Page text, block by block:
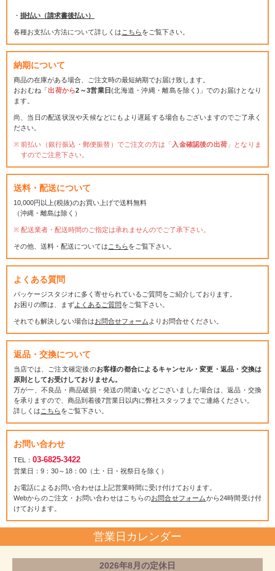
・ 掛払い（請求書後払い）
各種お支払い方法について詳しくは こちらをご覧下さい。
納期について
商品の在庫がある場合、ご注文時の最短納期でお届け致します。
おおむね「出荷から2～3営業日(北海道・沖縄・離島を除く)」でのお届けとなり
ます。
尚、当日の配送状況や天候などにもより遅延する場合もございますのでご了承く
ださい。
前払い（銀行振込・郵便振替）でご注文の方は「 入金確認後の出荷 」となりま
すのでご注意下さい。
送料・配送について
10,000円以上(税抜)のお買い上げで送料無料
（沖縄・離島は除く）
配送業者・配送時間のご指定は承れませんのでご了承下さい。
その他、送料・配送については こちらをご覧下さい。
よくある質問
パッケージスタジオに多く寄せられているご質問をご紹介しております。
お困りの際は、まずよくあるご質問をご覧下さい。
それでも解決しない場合はお問合せフォーム よりお問合せください。
返品・交換について
当店では、ご注文確定後のお客様の都合によるキャンセル・変更・返品・交換は
原則としてお受けしておりません。
万が一、不良品・商品破損・発送の間違いなどございました場合は、返品・交換
を承りますので、商品到着後7営業日以内に弊社スタッフまでご連絡ください。
詳しくは こちらをご覧下さい。
お問い合わせ
TEL： 03-6825-3422
営業日：9：30～18：00（土・日・祝祭日を除く）
お電話によるお問い合わせは上記営業時間に受け付けております。
Webからのご注文・お問い合わせはこちらのお問合せフォームから24時間受け付
けております。
営業日カレンダー
2026年8月の定休日